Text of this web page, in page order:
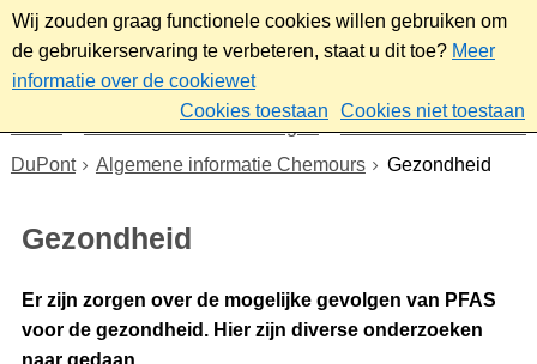
Wij zouden graag functionele cookies willen gebruiken om
de gebruikerservaring te verbeteren, staat u dit toe? Meer
informatie over de cookiewet
Cookies toestaan
Cookies niet toestaan
Nieuws & bekendmakingen
Dossier Chemours en
DuPont
Algemene informatie Chemours Gezondheid
Gezondheid
Er zijn zorgen over de mogelijke gevolgen van PFAS
voor de gezondheid. Hier zijn diverse onderzoeken